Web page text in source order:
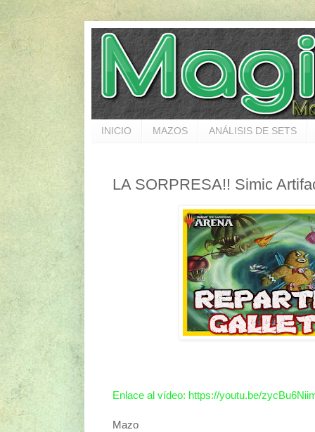
INICIO MAZOS ANÁLISIS DE SETS
LA SORPRESA!! Simic
Enlace al vídeo: https://youtu.be/
Mazo